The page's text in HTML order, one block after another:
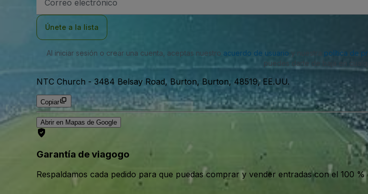
de
Únete a la lista
Al iniciar sesión o crear una cuenta, aceptas nuestro acuerdo de usuario política de
puedes darte de baja en
NTC Church - 3484 Belsay Road, Burton, Burton, 48519, EE.UU.
Copiar
Abrir en Mapas de Google
Garantía de viagogo
Respaldamos cada pedido para que puedas comprar y vender entradas con el 100 %